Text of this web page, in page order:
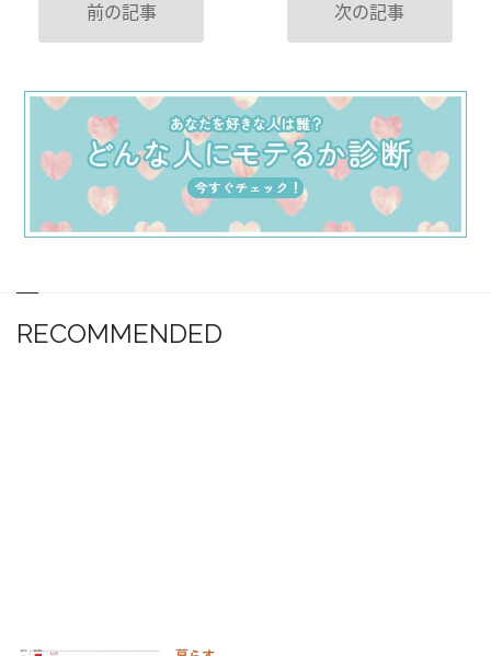
前の記事 次の記事
RECOMMENDED